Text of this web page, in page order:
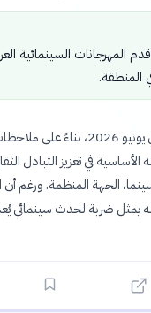
المهرجانات السينمائية
المنطقة.
جاء قرار اللجنة في اجتماعها الذي
في تعزيز التبادل
الجهة المنظمة. ورغم أن
يمثل ضربة لحدث سينمائي يُعد